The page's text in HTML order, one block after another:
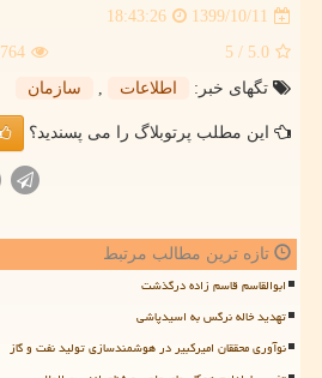
1399/10/11
18:43:26
5.0
/ 5
764
تگهای خبر:
اطلاعات , سازمان
این مطلب پرتوبلاگ را می پسندید؟
تازه ترین مطالب مرتبط
ابوالقاسم قاسم زاده درگذشت
تهدید خاله نرگس به اسیدپاشی
نوآوری محققان امیرکبیر در هوشمندسازی تولید نفت و گاز